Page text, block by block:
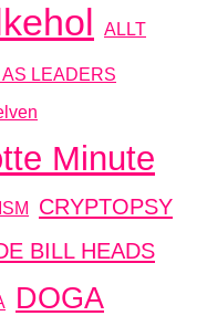
ALLT
LEADERS
Minute
CRYPTOPSY
BILL HEADS
DOGA